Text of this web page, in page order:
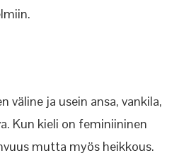
väline ja usein ansa, vankila,
Kun kieli on feminiininen
mutta myös heikkous.